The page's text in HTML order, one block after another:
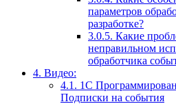
параметров
разработке?
3.0.5. Какие
неправильном
обработчика
4. Видео:
4.1. 1С
Подписки на события